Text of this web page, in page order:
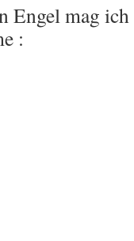
Engel mag
: